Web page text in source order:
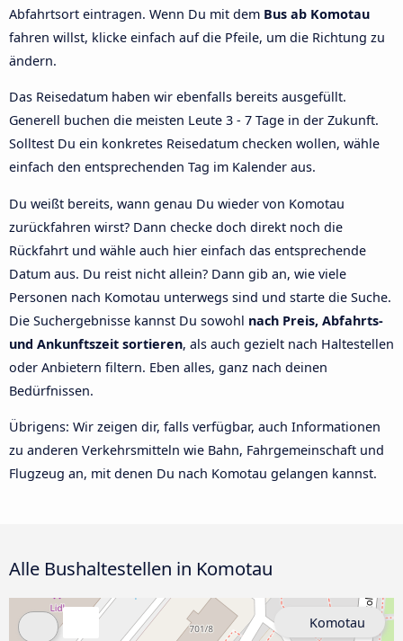
Abfahrtsort eintragen. Wenn Du mit dem Bus ab Komotau
fahren willst, klicke einfach auf die Pfeile, um die Richtung zu
ändern.
Das Reisedatum haben wir ebenfalls bereits ausgefüllt.
Generell buchen die meisten Leute 3 - 7 Tage in der Zukunft.
Solltest Du ein konkretes Reisedatum checken wollen, wähle
einfach den entsprechenden Tag im Kalender aus.
Du weißt bereits, wann genau Du wieder von Komotau
zurückfahren wirst? Dann checke doch direkt noch die
Rückfahrt und wähle auch hier einfach das entsprechende
Datum aus. Du reist nicht allein? Dann gib an, wie viele
Personen nach Komotau unterwegs sind und starte die Suche.
Die Suchergebnisse kannst Du sowohl nach Preis, Abfahrts-
und Ankunftszeit sortieren, als auch gezielt nach Haltestellen
oder Anbietern filtern. Eben alles, ganz nach deinen
Bedürfnissen.
Übrigens: Wir zeigen dir, falls verfügbar, auch Informationen
zu anderen Verkehrsmitteln wie Bahn, Fahrgemeinschaft und
Flugzeug an, mit denen Du nach Komotau gelangen kannst.
Alle Bushaltestellen in Komotau
Komotau